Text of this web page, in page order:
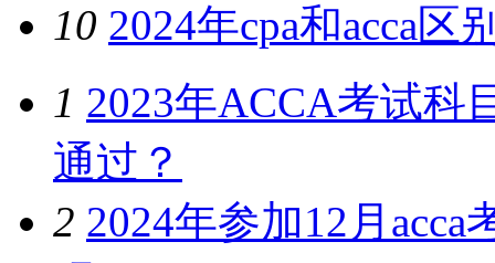
10 2024年cpa和acca
1 2023年ACCA考试科
通过？
2 2024年参加12月